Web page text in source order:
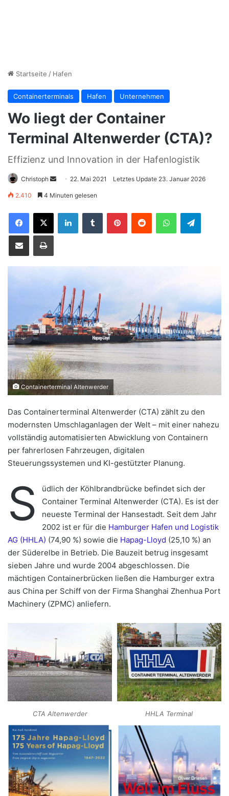
Startseite / Hafen
Containerterminals Hafen Unternehmen
Wo liegt der Container
Terminal Altenwerder (CTA)?
Effizienz und Innovation in der Hafenlogistik
Christoph
d
n
e
E
M
a
i
l
22. Mai 2021 Letztes Update 23. Januar 2026
2.410 4 Minuten gelesen
Containerterminal Altenwerder
Das Containerterminal Altenwerder (CTA) zählt zu den
modernsten Umschlaganlagen der Welt – mit einer nahezu
vollständig automatisierten Abwicklung von Containern
per fahrerlosen Fahrzeugen, digitalen
Steuerungssystemen und KI-gestützter Planung.
S
üdlich der Köhlbrandbrücke befindet sich der
Container Terminal Altenwerder (CTA). Es ist der
neueste Terminal der Hansestadt. Seit dem Jahr
2002 ist er für die Hamburger Hafen und Logistik
AG (HHLA) (74,90 %) sowie die Hapag-Lloyd (25,10 %) an
der Süderelbe in Betrieb. Die Bauzeit betrug insgesamt
sieben Jahre und wurde 2004 abgeschlossen. Die
mächtigen Containerbrücken ließen die Hamburger extra
aus China per Schiff von der Firma Shanghai Zhenhua Port
Machinery (ZPMC) anliefern.
CTA Altenwerder HHLA Terminal